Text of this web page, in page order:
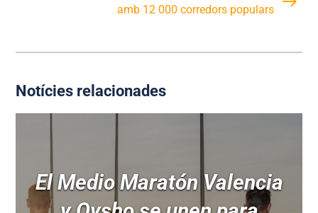
amb 12 000 corredors populars
Notícies relacionades
El Medio Maratón Valencia